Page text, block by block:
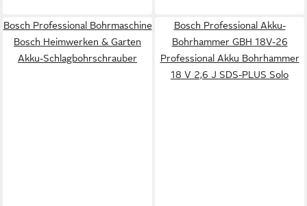
Bosch Professional Bohrmaschine
Bosch Heimwerken & Garten
Akku-Schlagbohrschrauber
Bosch Professional Akku-
Bohrhammer GBH 18V-26
Professional Akku Bohrhammer
18 V 2,6 J SDS-PLUS Solo